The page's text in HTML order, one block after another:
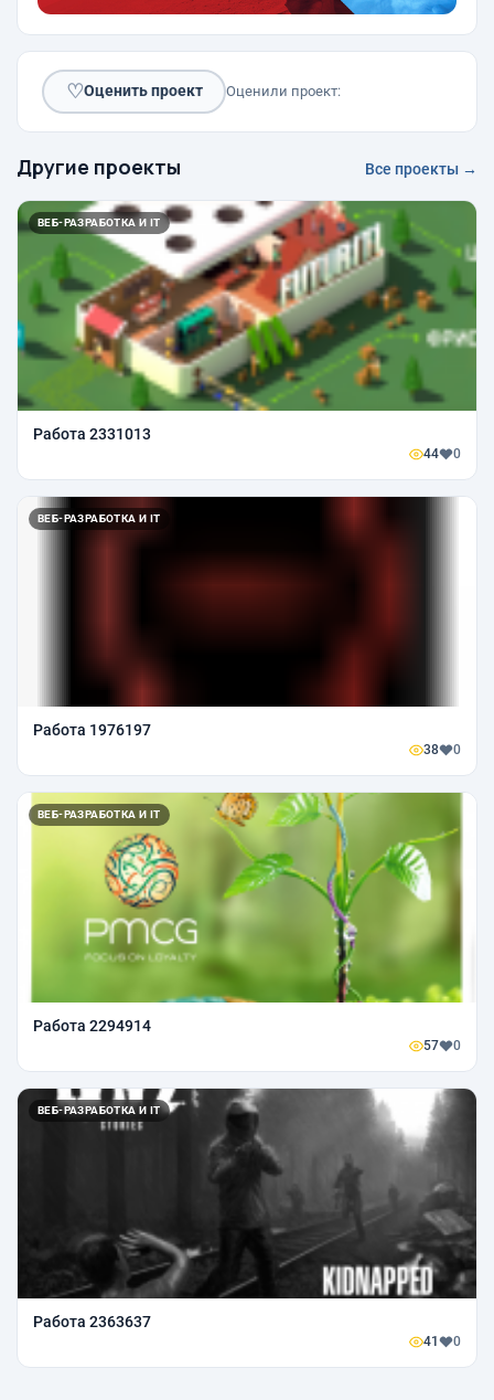
♡Оценить проект Оценили проект:
Другие проекты Все проекты →
ВЕБ-РАЗРАБОТКА И IT
Работа 2331013
44 0
ВЕБ-РАЗРАБОТКА И IT
Работа 1976197
38 0
ВЕБ-РАЗРАБОТКА И IT
Работа 2294914
57 0
ВЕБ-РАЗРАБОТКА И IT
Работа 2363637
41 0